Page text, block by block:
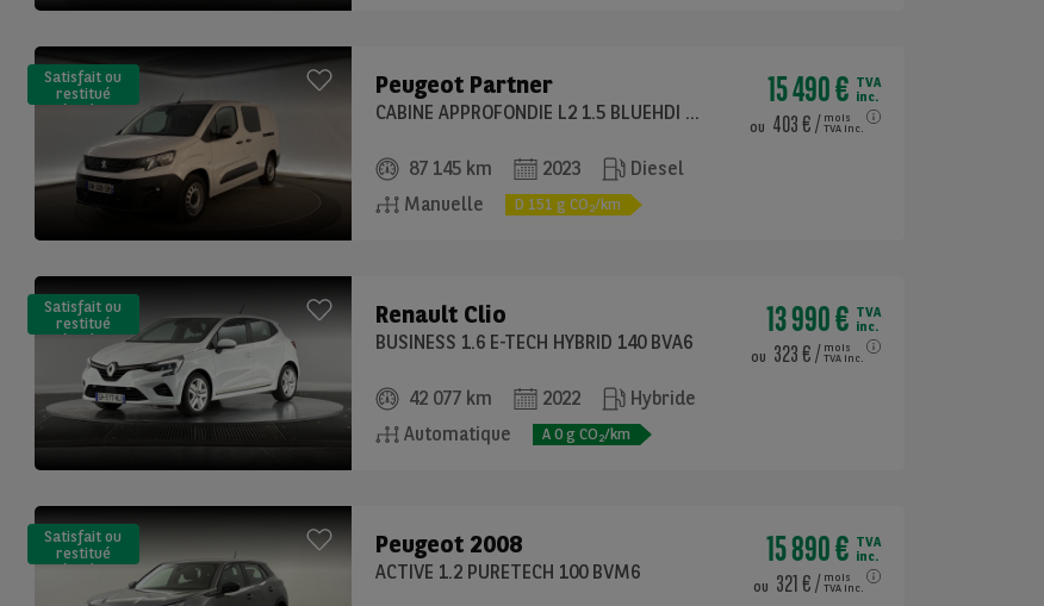
Satisfait ou
restitué
(LLD)*
Peugeot Partner
CABINE APPROFONDIE L2 1.5 BLUEHDI 100 BVM6
87 145 km 2023
Diesel
Manuelle
D 151 g CO2/km
15 490 € TVA
inc.
ou 403 €/ mois
TVA inc.
Satisfait ou
restitué
(LLD)*
Renault Clio
BUSINESS 1.6 E-TECH HYBRID 140 BVA6
42 077 km 2022
Hybride
Automatique
A 0g CO2/km
13 990 € TVA
inc.
ou 323 €/ mois
TVA inc.
Satisfait ou
restitué
(LLD)*
Peugeot 2008
ACTIVE 1.2 PURETECH 100 BVM6
15 890 € TVA
inc.
ou 321 €/ mois
TVA inc.